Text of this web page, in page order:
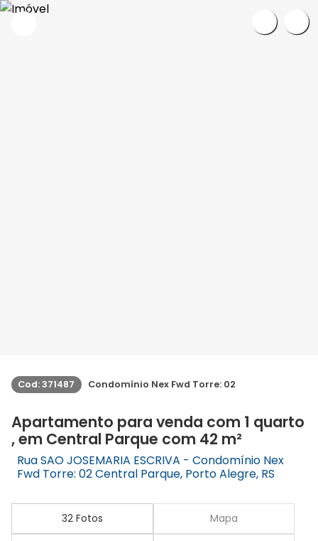
Cod: 371487 Condomínio Nex Fwd Torre: 02
Apartamento para venda com 1 quarto
, em Central Parque com 42 m²
Rua SAO JOSEMARIA ESCRIVA - Condomínio Nex
Fwd Torre: 02 Central Parque, Porto Alegre, RS
32 Fotos Mapa